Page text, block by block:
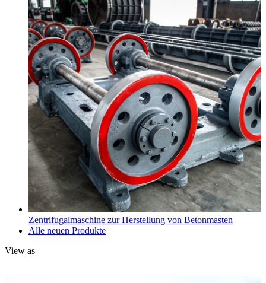
Zentrifugalmaschine zur Herstellung von Betonmasten
Alle neuen Produkte
View as